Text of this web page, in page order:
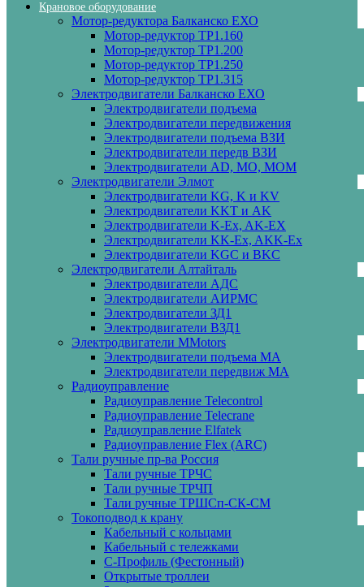
Крановое оборудование
Мотор-редуктора Балканско ЕХО
Мотор-редуктор ТР1.160
Мотор-редуктор ТР1.200
Мотор-редуктор ТР1.250
Мотор-редуктор ТР1.315
Электродвигатели Балканско ЕХО
Электродвигатели подъема
Электродвигатели передвижения
Электродвигатели подъема ВЗИ
Электродвигатели передв ВЗИ
Электродвигатели AD, MO, MOM
Электродвигатели Элмот
Электродвигатели KG, K и KV
Электродвигатели KKT и AK
Электродвигатели K-Ex, AK-EX
Электродвигатели KK-Ex, AKK-Ex
Электродвигатели KGC и BKC
Электродвигатели Алтайталь
Электродвигатели АДС
Электродвигатели АИРМС
Электродвигатели ЗД1
Электродвигатели ВЗД1
Электродвигатели MMotors
Электродвигатели подъема МА
Электродвигатели передвиж МА
Радиоуправление
Радиоуправление Telecontrol
Радиоуправление Telecrane
Радиоуправление Elfatek
Радиоуправление Flex (ARC)
Тали ручные пр-ва Россия
Тали ручные ТРЧС
Тали ручные ТРЧП
Тали ручные ТРШСп-СК-СМ
Токоподвод к крану
Кабельный с кольцами
Кабельный с тележками
С-Профиль (Фестонный)
Открытые троллеи